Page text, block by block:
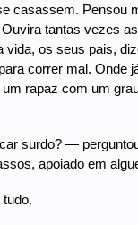
casassem. Pensou
tantas vezes
vida, os seus pais,
correr mal. Onde
rapaz com um
surdo? —
apoiado em